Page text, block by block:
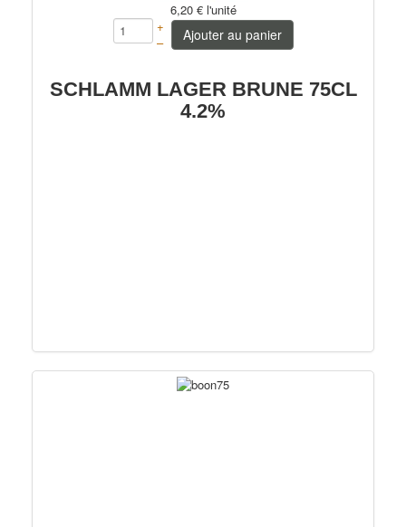
6,20 € l'unité
+
–
Ajouter au panier
SCHLAMM LAGER BRUNE 75CL
4.2%